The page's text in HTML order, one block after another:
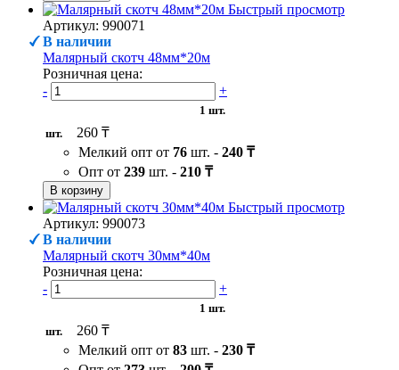
Быстрый просмотр
Артикул: 990071
В наличии
Малярный скотч 48мм*20м
Розничная цена:
-
+
1 шт.
шт.
260 ₸
Мелкий опт от 76 шт. - 240 ₸
Опт от 239 шт. - 210 ₸
В корзину
Быстрый просмотр
Артикул: 990073
В наличии
Малярный скотч 30мм*40м
Розничная цена:
-
+
1 шт.
шт.
260 ₸
Мелкий опт от 83 шт. - 230 ₸